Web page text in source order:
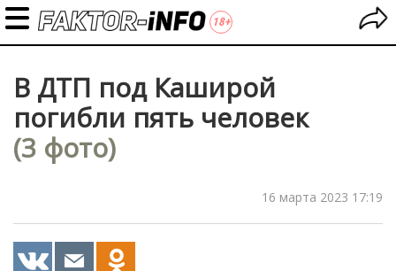
В ДТП под Каширой
погибли пять человек
(3 фото)
16 марта 2023 17:19